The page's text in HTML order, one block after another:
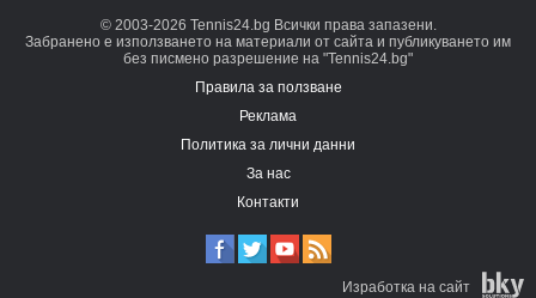
© 2003-2026 Tennis24.bg Всички права запазени.
Забранено е използването на материали от сайта и публикуването им
без писмено разрешение на "Tennis24.bg"
Правила за ползване
Реклама
Политика за лични данни
За нас
Контакти
Изработка на сайт